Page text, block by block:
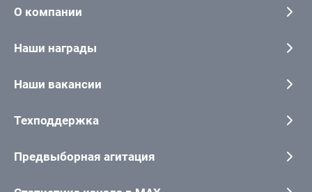
О компании
Наши награды
Наши вакансии
Техподдержка
Предвыборная агитация